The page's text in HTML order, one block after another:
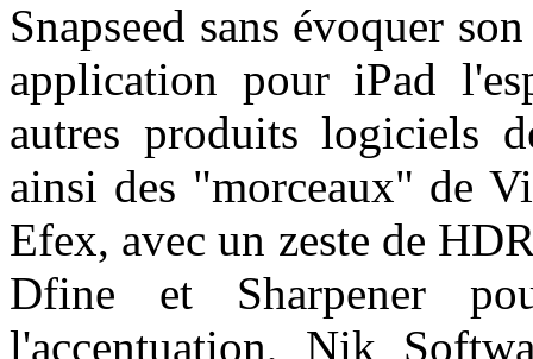
Snapseed sans évoquer
application pour iPad
autres produits logiciels
ainsi des "morceaux" de
Efex, avec un zeste de
Dfine et Sharpener
l'accentuation, Nik